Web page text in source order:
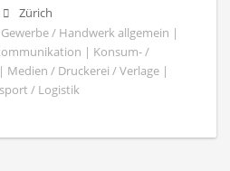
Zürich
/ Handwerk allgemein |
| Konsum- /
/ Druckerei / Verlage |
/ Logistik